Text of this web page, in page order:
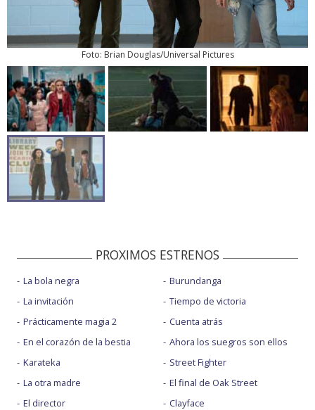
Foto: Brian Douglas/Universal Pictures
PROXIMOS ESTRENOS
La bola negra
La invitación
Prácticamente magia 2
En el corazón de la bestia
Karateka
La otra madre
El director
Burundanga
Tiempo de victoria
Cuenta atrás
Ahora los suegros son ellos
Street Fighter
El final de Oak Street
Clayface